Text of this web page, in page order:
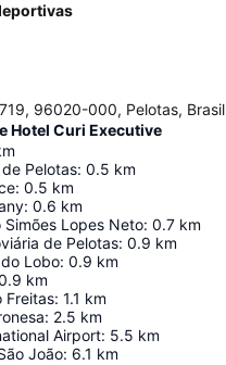
96020-000, Pelotas, Brasil
Hotel Curi Executive
Pelotas: 0.5 km
: 0.5 km
: 0.6 km
Lopes Neto: 0.7 km
de Pelotas: 0.9 km
Lobo: 0.9 km
km
Freitas: 1.1 km
: 2.5 km
Airport: 5.5 km
João: 6.1 km